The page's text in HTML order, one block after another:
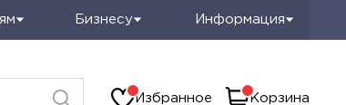
Бизнесу Информация
Избранное Корзина